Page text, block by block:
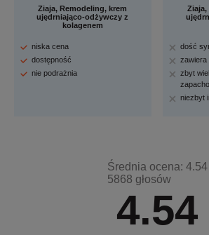
Ziaja, Remodeling, krem
ujędrniająco-odżywczy z
kolagenem
niska cena
dostępność
nie podrażnia
Ziaja,
dość
zawiera
zbyt
niezbyt
4.54
Średnia ocena: 4.54
5868 głosów